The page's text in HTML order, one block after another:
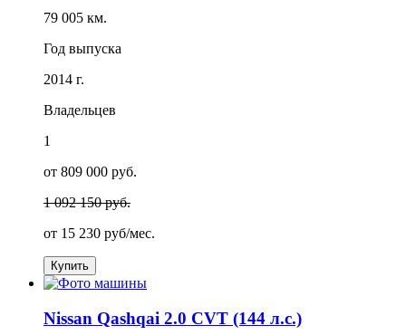
79 005 км.
Год выпуска
2014 г.
Владельцев
1
от 809 000 руб.
1 092 150 руб.
от 15 230 руб/мес.
Купить
Nissan Qashqai 2.0 CVT (144 л.с.)